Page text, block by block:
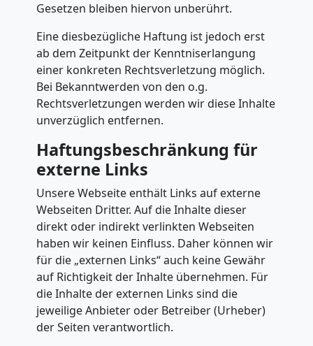
Gesetzen bleiben hiervon unberührt.
Eine diesbezügliche Haftung ist jedoch erst
ab dem Zeitpunkt der Kenntniserlangung
einer konkreten Rechtsverletzung möglich.
Bei Bekanntwerden von den o.g.
Rechtsverletzungen werden wir diese Inhalte
unverzüglich entfernen.
Haftungsbeschränkung für
externe Links
Unsere Webseite enthält Links auf externe
Webseiten Dritter. Auf die Inhalte dieser
direkt oder indirekt verlinkten Webseiten
haben wir keinen Einfluss. Daher können wir
für die „externen Links“ auch keine Gewähr
auf Richtigkeit der Inhalte übernehmen. Für
die Inhalte der externen Links sind die
jeweilige Anbieter oder Betreiber (Urheber)
der Seiten verantwortlich.
Möbelmontage
Dornbirn
Möbeltransport
Dornbirn
Beiladung
Dornbirn
Mini
Umzug